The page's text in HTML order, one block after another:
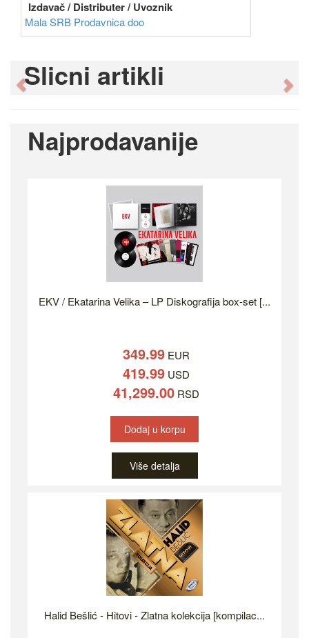
Izdavač / Distributer / Uvoznik
Mala SRB Prodavnica doo
Slicni artikli
Previous
Najprodavanije
EKV / Ekatarina Velika – LP Diskografija box-set [...
349.99 EUR
419.99 USD
41,299.00 RSD
Dodaj u korpu
Više detalja
Halid Bešlić - Hitovi - Zlatna kolekcija [kompilac...